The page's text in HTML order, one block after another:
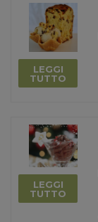
LEGGI
TUTTO
LEGGI
TUTTO